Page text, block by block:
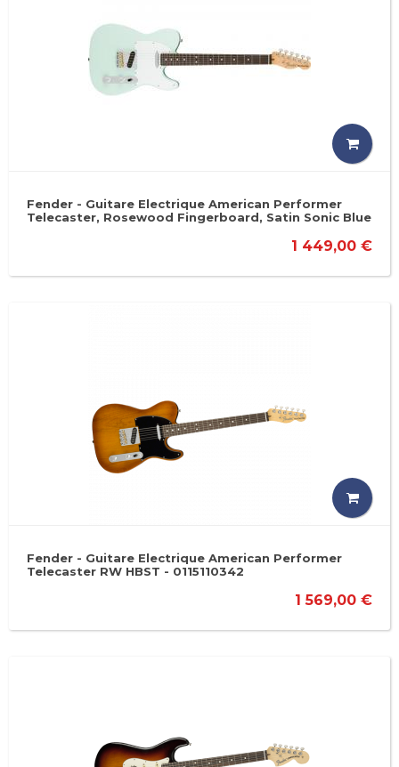
Fender - Guitare Electrique American Performer
Telecaster, Rosewood Fingerboard, Satin Sonic Blue
1 449,00 €
Fender - Guitare Electrique American Performer
Telecaster RW HBST - 0115110342
1 569,00 €